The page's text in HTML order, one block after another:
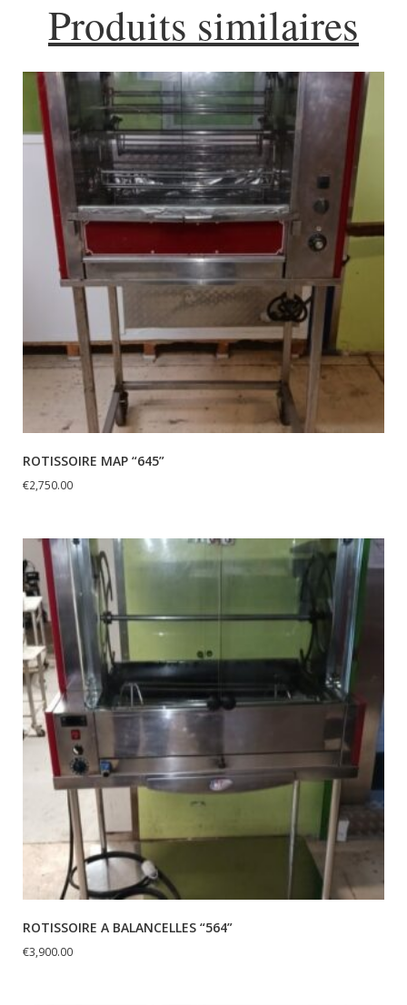
Produits similaires
ROTISSOIRE MAP “645”
€2,750.00
ROTISSOIRE A BALANCELLES “564”
€3,900.00